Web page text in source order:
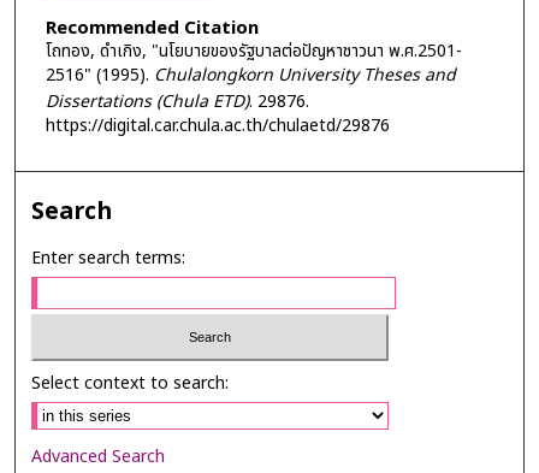
Recommended Citation
โถทอง, ดำเกิง, "นโยบายของรัฐบาลต่อปัญหาชาวนา พ.ศ.2501-
2516" (1995). Chulalongkorn University Theses and
Dissertations (Chula ETD). 29876.
https://digital.car.chula.ac.th/chulaetd/29876
Search
Enter search terms:
Select context to search:
Advanced Search